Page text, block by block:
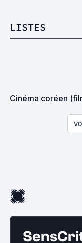
LISTES
Cinéma coréen